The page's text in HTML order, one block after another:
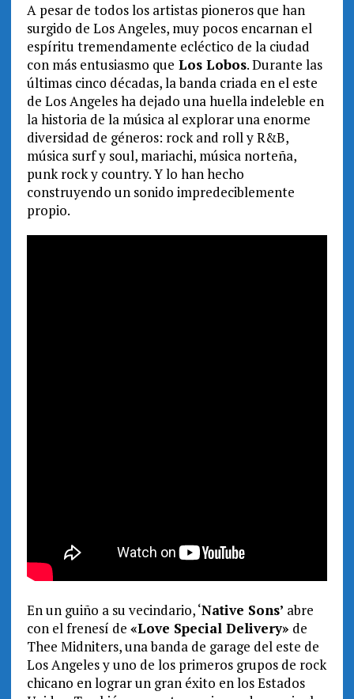
A pesar de todos los artistas pioneros que han
surgido de Los Angeles, muy pocos encarnan el
espíritu tremendamente ecléctico de la ciudad
con más entusiasmo que Los Lobos. Durante las
últimas cinco décadas, la banda criada en el este
de Los Angeles ha dejado una huella indeleble en
la historia de la música al explorar una enorme
diversidad de géneros: rock and roll y R&B,
música surf y soul, mariachi, música norteña,
punk rock y country. Y lo han hecho
construyendo un sonido impredeciblemente
propio.
En un guiño a su vecindario, ‘Native Sons’ abre
con el frenesí de «Love Special Delivery» de
Thee Midniters, una banda de garage del este de
Los Angeles y uno de los primeros grupos de rock
chicano en lograr un gran éxito en los Estados